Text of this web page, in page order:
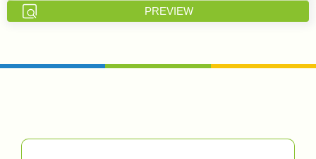
Transparencia
Participa
PREVIEW